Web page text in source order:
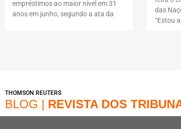
empréstimos ao maior nível em 31
anos em junho, segundo a ata da
das
“Estou
THOMSON REUTERS
BLOG | REVISTA DOS